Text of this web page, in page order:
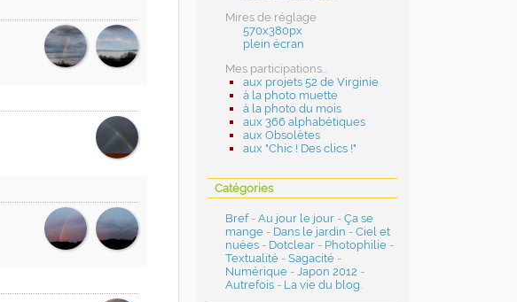
Mires de réglage
570x380px
plein écran
Mes participations...
aux projets 52 de Virginie
à la photo muette
à la photo du mois
aux 366 alphabétiques
aux Obsolètes
aux "Chic ! Des clics !"
Catégories
Bref- Au jour le jour - Ça se
mange - Dans le jardin - Ciel et
nuées - Dotclear - Photophilie -
Textualité - Sagacité -
Numérique - Japon 2012 -
Autrefois - La vie du blog